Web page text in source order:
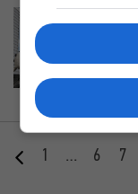
1 … 6 7